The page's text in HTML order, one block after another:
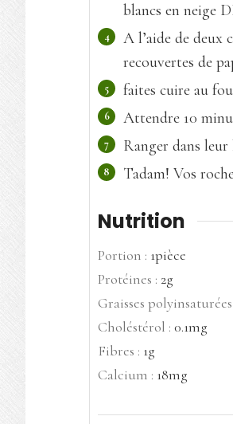
blancs en neige
A l’aide de deux
recouvertes de
faites cuire au
Attendre 10
Ranger dans
Tadam! Vos
Nutrition
Portion : 1pièce
Protéines : 2g
Graisses polyinsaturées
Choléstérol : 0.1mg
Fibres : 1g
Calcium : 18mg